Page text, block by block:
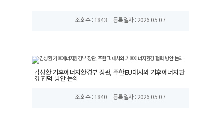
조회수 : 1843 등록일자 : 2026-05-07
김성환 기후에너지환경부 장관, 주한EU대사와 기후에너지환
경 협력 방안 논의
조회수 : 1840 등록일자 : 2026-05-07